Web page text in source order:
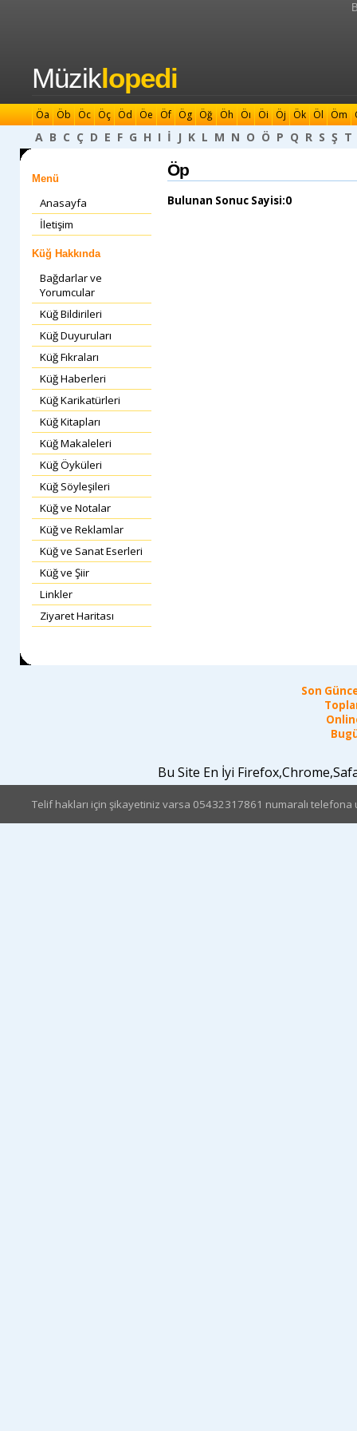
Müziklopedi
Öa Öb Öc Öç Öd Öe Öf Ög Öğ Öh Öı Öi Öj Ök Öl Öm
A B C Ç D E F G H I İ J K L M N O Ö P Q R S Ş T
Menü
Anasayfa
İletişim
Küğ Hakkında
Bağdarlar ve
Yorumcular
Küğ Bildirileri
Küğ Duyuruları
Küğ Fıkraları
Küğ Haberleri
Küğ Karikatürleri
Küğ Kitapları
Küğ Makaleleri
Küğ Öyküleri
Küğ Söyleşileri
Küğ ve Notalar
Küğ ve Reklamlar
Küğ ve Sanat Eserleri
Küğ ve Şiir
Linkler
Ziyaret Haritası
Öp
Bulunan Sonuc Sayisi:0
Son
Bu Site En İyi
Telif hakları için şikayetiniz varsa 05432317861 numaralı telefona